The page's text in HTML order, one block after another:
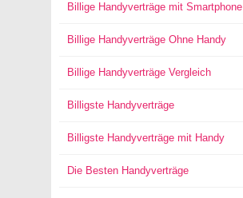
Billige Handyverträge mit Smartphone
Billige Handyverträge Ohne Handy
Billige Handyverträge Vergleich
Billigste Handyverträge
Billigste Handyverträge mit Handy
Die Besten Handyverträge